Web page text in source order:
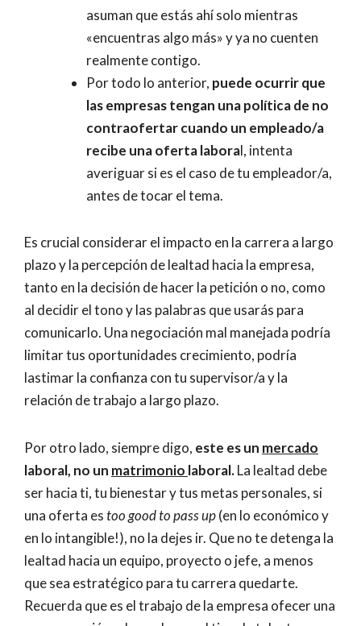
asuman que estás ahí solo mientras
«encuentras algo más» y ya no cuenten
realmente contigo.
Por todo lo anterior, puede ocurrir que
las empresas tengan una política de no
contraofertar cuando un empleado/a
recibe una oferta laboral, intenta
averiguar si es el caso de tu empleador/a,
antes de tocar el tema.
Es crucial considerar el impacto en la carrera a largo
plazo y la percepción de lealtad hacia la empresa,
tanto en la decisión de hacer la petición o no, como
al decidir el tono y las palabras que usarás para
comunicarlo. Una negociación mal manejada podría
limitar tus oportunidades crecimiento, podría
lastimar la confianza con tu supervisor/a y la
relación de trabajo a largo plazo.
Por otro lado, siempre digo, este es un mercado
laboral, no un matrimonio laboral.La lealtad debe
ser hacia ti, tu bienestar y tus metas personales, si
una oferta estoo good to pass up(en lo económico y
en lo intangible!), no la dejes ir. Que no te detenga la
lealtad hacia un equipo, proyecto o jefe, a menos
que sea estratégico para tu carrera quedarte.
Recuerda que es el trabajo de la empresa ofecer una